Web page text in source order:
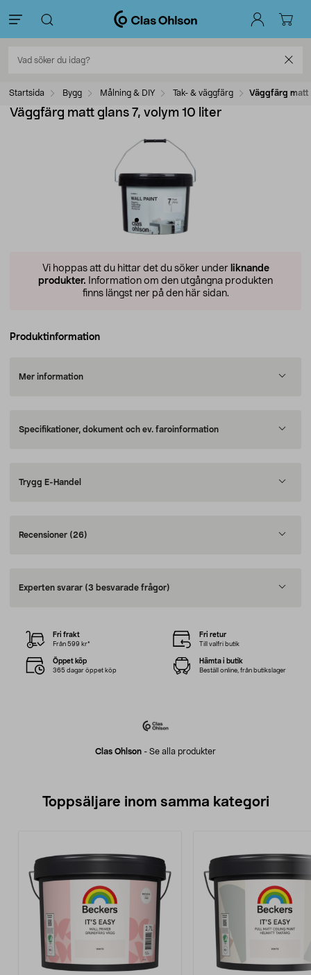
Startsida Bygg Målning & DIY Tak- & väggfärg Väggfärg matt
Väggfärg matt glans 7, volym 10 liter
Vi hoppas att du hittar det du söker under liknande
produkter. Information om den utgångna produkten
finns längst ner på den här sidan.
Produktinformation
Mer information
Specifikationer, dokument och ev. faroinformation
Trygg E-Handel
Recensioner (26)
Experten svarar (3 besvarade frågor)
Clas Ohlson - Se alla produkter
Fri frakt
Från 599 kr*
Fri retur
Till valfri butik
Öppet köp
365 dagar öppet köp
Hämta i butik
Beställ online, från butikslager
Toppsäljare inom samma kategori